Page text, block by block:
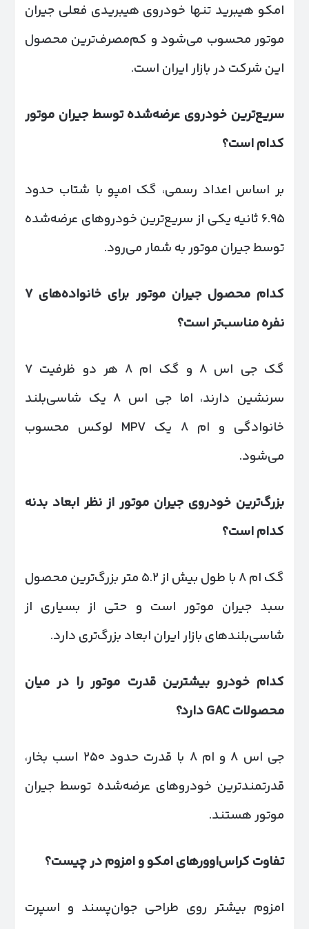
امکو هیبرید تنها خودروی هیبریدی فعلی جیران
موتور محسوب می‌شود و کم‌مصرف‌ترین محصول
این شرکت در بازار ایران است.
سریع‌ترین خودروی عرضه‌شده توسط جیران موتور
کدام است؟
بر اساس اعداد رسمی، گک امپو با شتاب حدود
۶.۹۵ ثانیه یکی از سریع‌ترین خودروهای عرضه‌شده
توسط جیران موتور به شمار می‌رود.
کدام محصول جیران موتور برای خانواده‌های۷
نفره مناسب‌تر است؟
گک جی اس ۸ و گک ام ۸ هر دو ظرفیت ۷
سرنشین دارند، اما جی اس ۸ یک شاسی‌بلند
خانوادگی و ام ۸ یک MPV لوکس محسوب
می‌شود.
بزرگ‌ترین خودروی جیران موتور از نظر ابعاد بدنه
کدام است؟
گک ام ۸ با طول بیش از ۵.۲ متر بزرگ‌ترین محصول
سبد جیران موتور است و حتی از بسیاری از
شاسی‌بلندهای بازار ایران ابعاد بزرگ‌تری دارد.
کدام خودرو بیشترین قدرت موتور را در میان
محصولات
دارد؟
جی اس ۸ و ام ۸ با قدرت حدود ۲۵۰ اسب بخار،
قدرتمندترین خودروهای عرضه‌شده توسط جیران
موتور هستند.
تفاوت کراس‌اوورهای امکو و امزوم در چیست؟
امزوم بیشتر روی طراحی جوان‌پسند و اسپرت